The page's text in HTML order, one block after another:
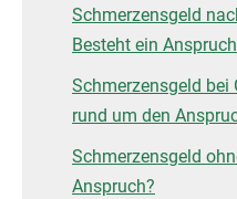
Schmerzensgeld
Besteht ein
Schmerzensgeld bei
rund um den
Schmerzensgeld
Anspruch?